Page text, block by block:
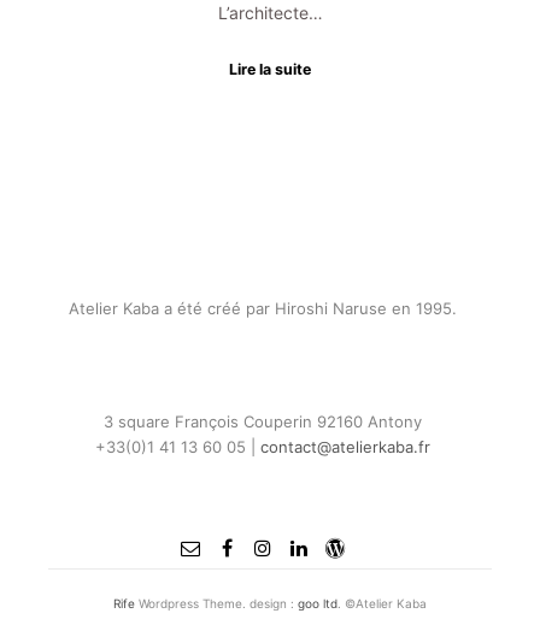
L’architecte…
Lire la suite
Atelier Kaba a été créé par Hiroshi Naruse en 1995.
3 square François Couperin 92160 Antony
+33(0)1 41 13 60 05 |contact@atelierkaba.fr
Rife Wordpress Theme. design : goo ltd . ©Atelier Kaba